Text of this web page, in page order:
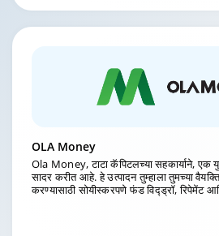
OLA Money
Ola Money, टाटा कॅपिटलच्या सहकार्याने,
सादर करीत आहे. हे उत्पादन तुम्हाला तुमच्या
करण्यासाठी सोयीस्करपणे फंड विद्ड्रॉ, रिपेमेंट